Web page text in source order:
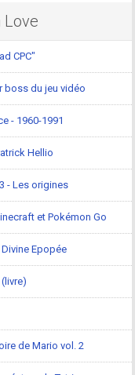
Love
CPC"
boss du jeu vidéo
- 1960-1991
Hellio
- Les origines
et Pokémon Go
Epopée
de Mario vol. 2